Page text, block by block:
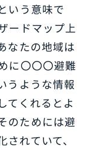
いう意味で
ードマップ上
なたの地域は
に〇〇〇避難
うような情報
てくれるとよ
のためには避
れていて、